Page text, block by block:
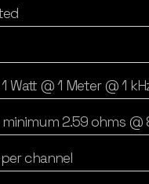
Watt @ 1 Meter @ 1
2.59 ohms @
channel